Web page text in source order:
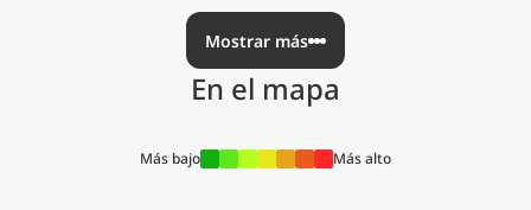
Mostrar más
En el mapa
Más bajo Más alto